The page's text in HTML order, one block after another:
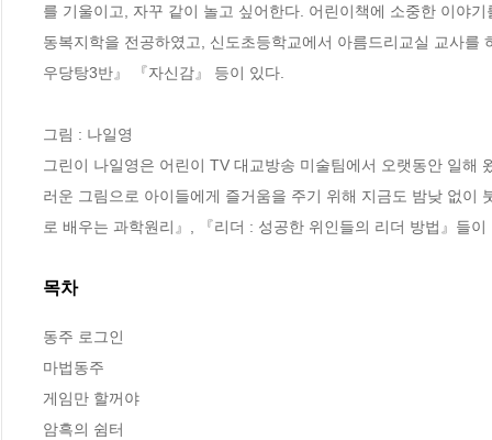
를 기울이고, 자꾸 같이 놀고 싶어한다. 어린이책에 소중한 이야
동복지학을 전공하였고, 신도초등학교에서 아름드리교실 교사
우당탕3반』 『자신감』 등이 있다.
그림 : 나일영
그린이 나일영은 어린이 TV 대교방송 미술팀에서 오랫동안 일
러운 그림으로 아이들에게 즐거움을 주기 위해 지금도 밤낮 없이
로 배우는 과학원리』, 『리더 : 성공한 위인들의 리더 방법』들이
목차
동주 로그인
마법동주
게임만 할꺼야
암흑의 쉼터